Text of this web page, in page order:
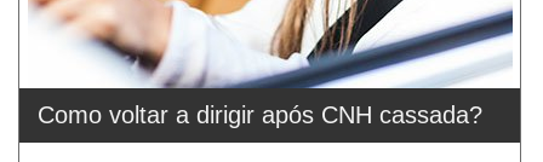
Como voltar a dirigir após CNH cassada?